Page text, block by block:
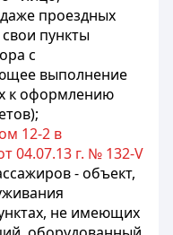
проездных
пункты
с
выполнение
к оформлению
12-2 в
04.07.13 г. № 132-V
- объект,
не имеющих